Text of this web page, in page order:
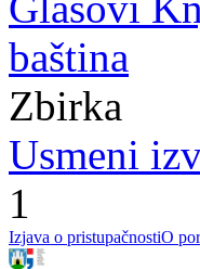
baština
Zbirka
Usmeni
1
Izjava o pristupačnostiO